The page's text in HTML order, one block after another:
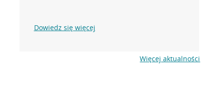
Dowiedz się więcej
Więcej aktualności